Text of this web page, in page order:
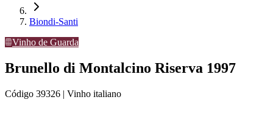
Biondi-Santi
Vinho de Guarda
Brunello di Montalcino Riserva 1997
Código 39326 | Vinho italiano